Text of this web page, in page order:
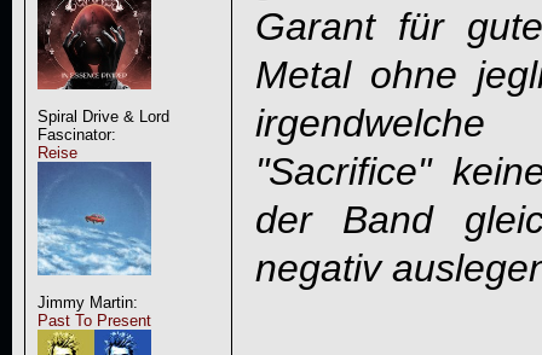
Spiral Drive & Lord
Fascinator:
Reise
Jimmy Martin:
Past To Present
Garant für
Metal ohne
"Sacrifice"
der Band
negativ